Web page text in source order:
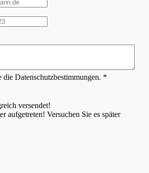
die Datenschutzbestimmungen. *
versendet!